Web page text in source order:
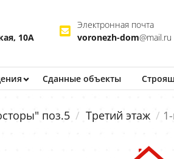
10А
Электронная почта
voronezh-dom@mail.ru
Сданные объекты
поз.5 Третий этаж